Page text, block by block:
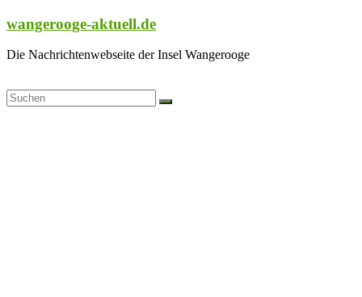
Zum
springen
wangerooge-aktuell.de
Die Nachrichtenwebseite der Insel Wangerooge